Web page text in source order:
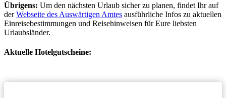
Übrigens: Um den nächsten Urlaub sicher zu planen, findet Ihr auf
derWebseite des Auswärtigen Amtes ausführliche Infos zu aktuellen
Einreisebestimmungen und Reisehinweisen für Eure liebsten
Urlaubsländer.
Aktuelle Hotelgutscheine: